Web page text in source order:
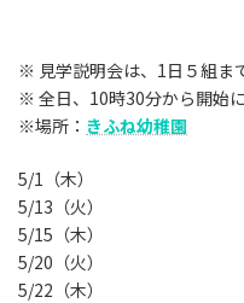
※ 見学説明会は、1日５組ま
※ 全日、10時30分から開始に
※場所： きふね幼稚園
5/1（木）
5/13（火）
5/15（木）
5/20（火）
5/22（木）